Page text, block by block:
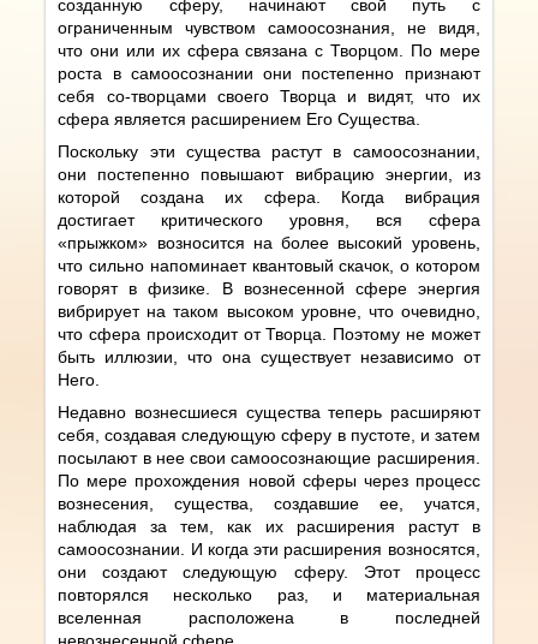
созданную сферу, начинают свой путь с
ограниченным чувством самоосознания, не видя,
что они или их сфера связана с Творцом. По мере
роста в самоосознании они постепенно признают
себя со-творцами своего Творца и видят, что их
сфера является расширением Его Существа.
Поскольку эти существа растут в самоосознании,
они постепенно повышают вибрацию энергии, из
которой создана их сфера. Когда вибрация
достигает критического уровня, вся сфера
«прыжком» возносится на более высокий уровень,
что сильно напоминает квантовый скачок, о котором
говорят в физике. В вознесенной сфере энергия
вибрирует на таком высоком уровне, что очевидно,
что сфера происходит от Творца. Поэтому не может
быть иллюзии, что она существует независимо от
Него.
Недавно вознесшиеся существа теперь расширяют
себя, создавая следующую сферу в пустоте, и затем
посылают в нее свои самоосознающие расширения.
По мере прохождения новой сферы через процесс
вознесения, существа, создавшие ее, учатся,
наблюдая за тем, как их расширения растут в
самоосознании. И когда эти расширения возносятся,
они создают следующую сферу. Этот процесс
повторялся несколько раз, и материальная
вселенная расположена в последней
невознесенной сфере.